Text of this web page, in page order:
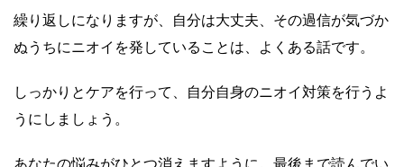
繰り返しになりますが、自分は大丈夫、その過信が気づか
ぬうちにニオイを発していることは、よくある話です。
しっかりとケアを行って、自分自身のニオイ対策を行うよ
うにしましょう。
あなたの悩みがひとつ消えますように。最後まで読んでい